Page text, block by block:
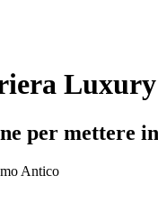
per mettere
Antico